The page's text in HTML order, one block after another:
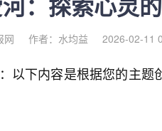
网 作者：水均益 2026-02-11
以下内容是根据您的主题